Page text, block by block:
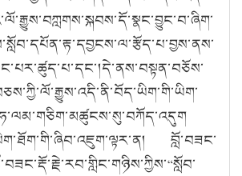
བློ་བཟང་
“སློབ་